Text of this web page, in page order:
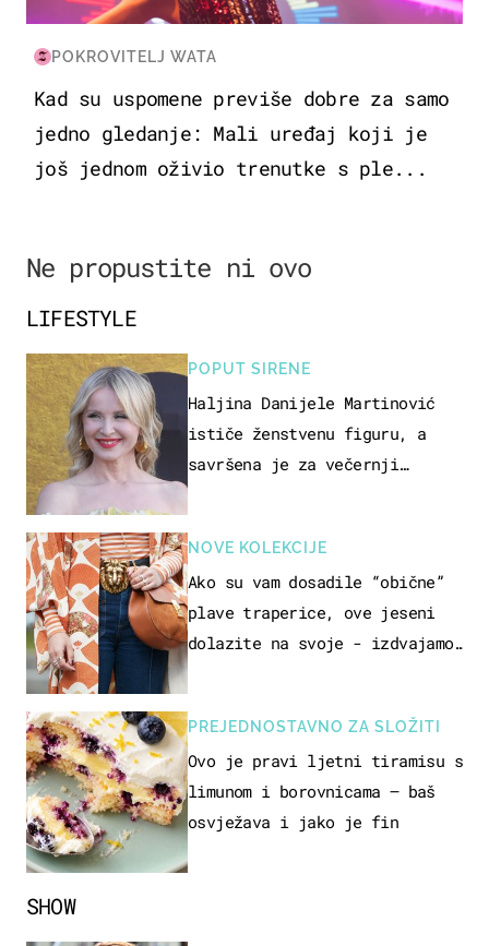
POKROVITELJ WATA
Kad su uspomene previše dobre za samo
jedno gledanje: Mali uređaj koji je
još jednom oživio trenutke s ple...
Ne propustite ni ovo
SHOW
LIFESTYLE
POPUT SIRENE
Haljina Danijele Martinović
ističe ženstvenu figuru, a
savršena je za večernji
NOVE KOLEKCIJE
Ako su vam dosadile “obične”
plave traperice, ove jeseni
dolazite na svoje - izdvajamo
PREJEDNOSTAVNO ZA SLOŽITI
Ovo je pravi ljetni tiramisu s
limunom i borovnicama – baš
osvježava i jako je fin